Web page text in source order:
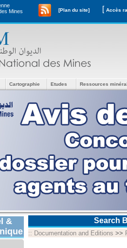
Mines
[Plan du site] [
Cartographie Etudes Ressources
&
Search
:: Documentation and Editions >>